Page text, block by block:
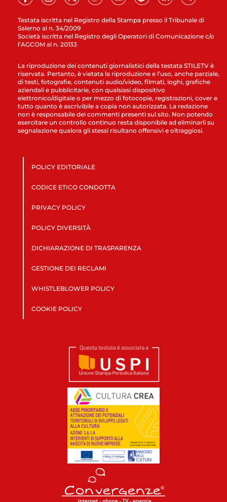
Testata iscritta nel Registro della Stampa presso il Tribunale di
Salerno al n. 34/2009
Società iscritta nel Registro degli Operatori di Comunicazione c/o
l’AGCOM al n. 20133
La riproduzione dei contenuti giornalistici della testata STILETV è
riservata. Pertanto, è vietata la riproduzione e l’uso, anche parziale,
di testi, fotografie, contenuti audio/video, filmati, loghi, grafiche
aziendali e pubblicitarie, con qualsiasi dispositivo
elettronico/digitale o per mezzo di fotocopie, registrazioni, cover e
tutto quanto è ascrivibile a copia non autorizzata. La redazione
non è responsabile dei commenti presenti sul sito. Non potendo
esercitare un controllo continuo resta disponibile ad eliminarli su
segnalazione qualora gli stessi risultano offensivi e oltraggiosi.
POLICY EDITORIALE
CODICE ETICO CONDOTTA
PRIVACY POLICY
POLICY DIVERSITÀ
DICHIARAZIONE DI TRASPARENZA
GESTIONE DEI RECLAMI
WHISTLEBLOWER POLICY
COOKIE POLICY